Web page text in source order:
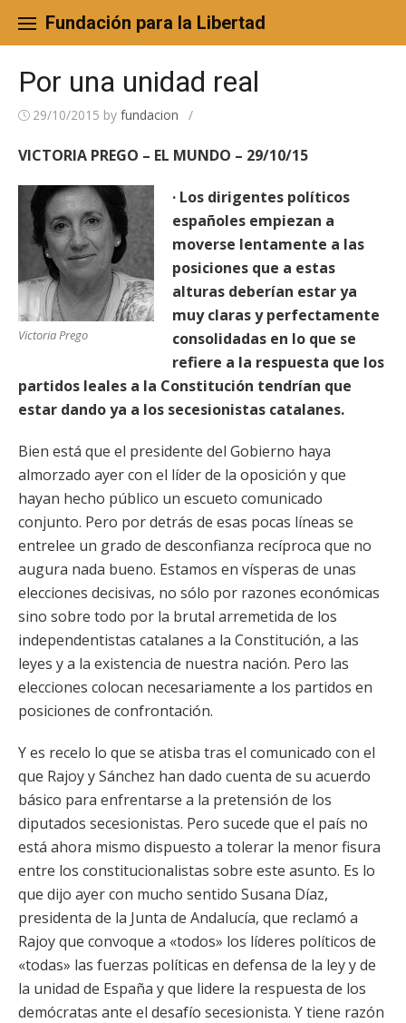
content
Fundación para la Libertad
Por una unidad real
29/10/2015 by fundacion /
VICTORIA PREGO – EL MUNDO – 29/10/15
Victoria Prego
· Los dirigentes políticos
españoles empiezan a
moverse lentamente a las
posiciones que a estas
alturas deberían estar ya
muy claras y perfectamente
consolidadas en lo que se
refiere a la respuesta que los
partidos leales a la Constitución tendrían que
estar dando ya a los secesionistas catalanes.
Bien está que el presidente del Gobierno haya
almorzado ayer con el líder de la oposición y que
hayan hecho público un escueto comunicado
conjunto. Pero por detrás de esas pocas líneas se
entrelee un grado de desconfianza recíproca que no
augura nada bueno. Estamos en vísperas de unas
elecciones decisivas, no sólo por razones económicas
sino sobre todo por la brutal arremetida de los
independentistas catalanes a la Constitución, a las
leyes y a la existencia de nuestra nación. Pero las
elecciones colocan necesariamente a los partidos en
posiciones de confrontación.
Y es recelo lo que se atisba tras el comunicado con el
que Rajoy y Sánchez han dado cuenta de su acuerdo
básico para enfrentarse a la pretensión de los
diputados secesionistas. Pero sucede que el país no
está ahora mismo dispuesto a tolerar la menor fisura
entre los constitucionalistas sobre este asunto. Es lo
que dijo ayer con mucho sentido Susana Díaz,
presidenta de la Junta de Andalucía, que reclamó a
Rajoy que convoque a «todos» los líderes políticos de
«todas» las fuerzas políticas en defensa de la ley y de
la unidad de España y que lidere la respuesta de los
demócratas ante el desafío secesionista. Y tiene razón